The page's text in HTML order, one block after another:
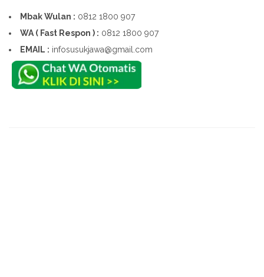
Mbak Wulan : 0812 1800 907
WA ( Fast Respon ) : 0812 1800 907
EMAIL : infosusukjawa@gmail.com